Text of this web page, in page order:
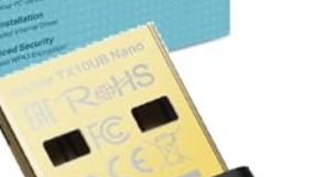
avec Linux et Mac OS.
WiFi rapide, fiable et sécurisée sur votre PC
performante et facile à utiliser.